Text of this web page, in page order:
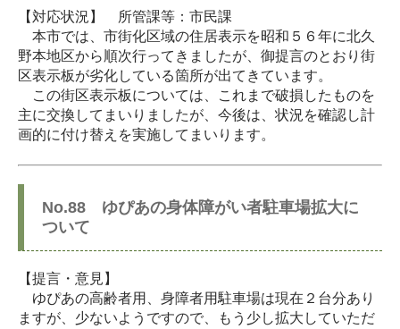
【対応状況】 所管課等：市民課
本市では、市街化区域の住居表示を昭和５６年に北久
野本地区から順次行ってきましたが、御提言のとおり街
区表示板が劣化している箇所が出てきています。
この街区表示板については、これまで破損したものを
主に交換してまいりましたが、今後は、状況を確認し計
画的に付け替えを実施してまいります。
No.88 ゆぴあの身体障がい者駐車場拡大に
ついて
【提言・意見】
ゆぴあの高齢者用、身障者用駐車場は現在２台分あり
ますが、少ないようですので、もう少し拡大していただ